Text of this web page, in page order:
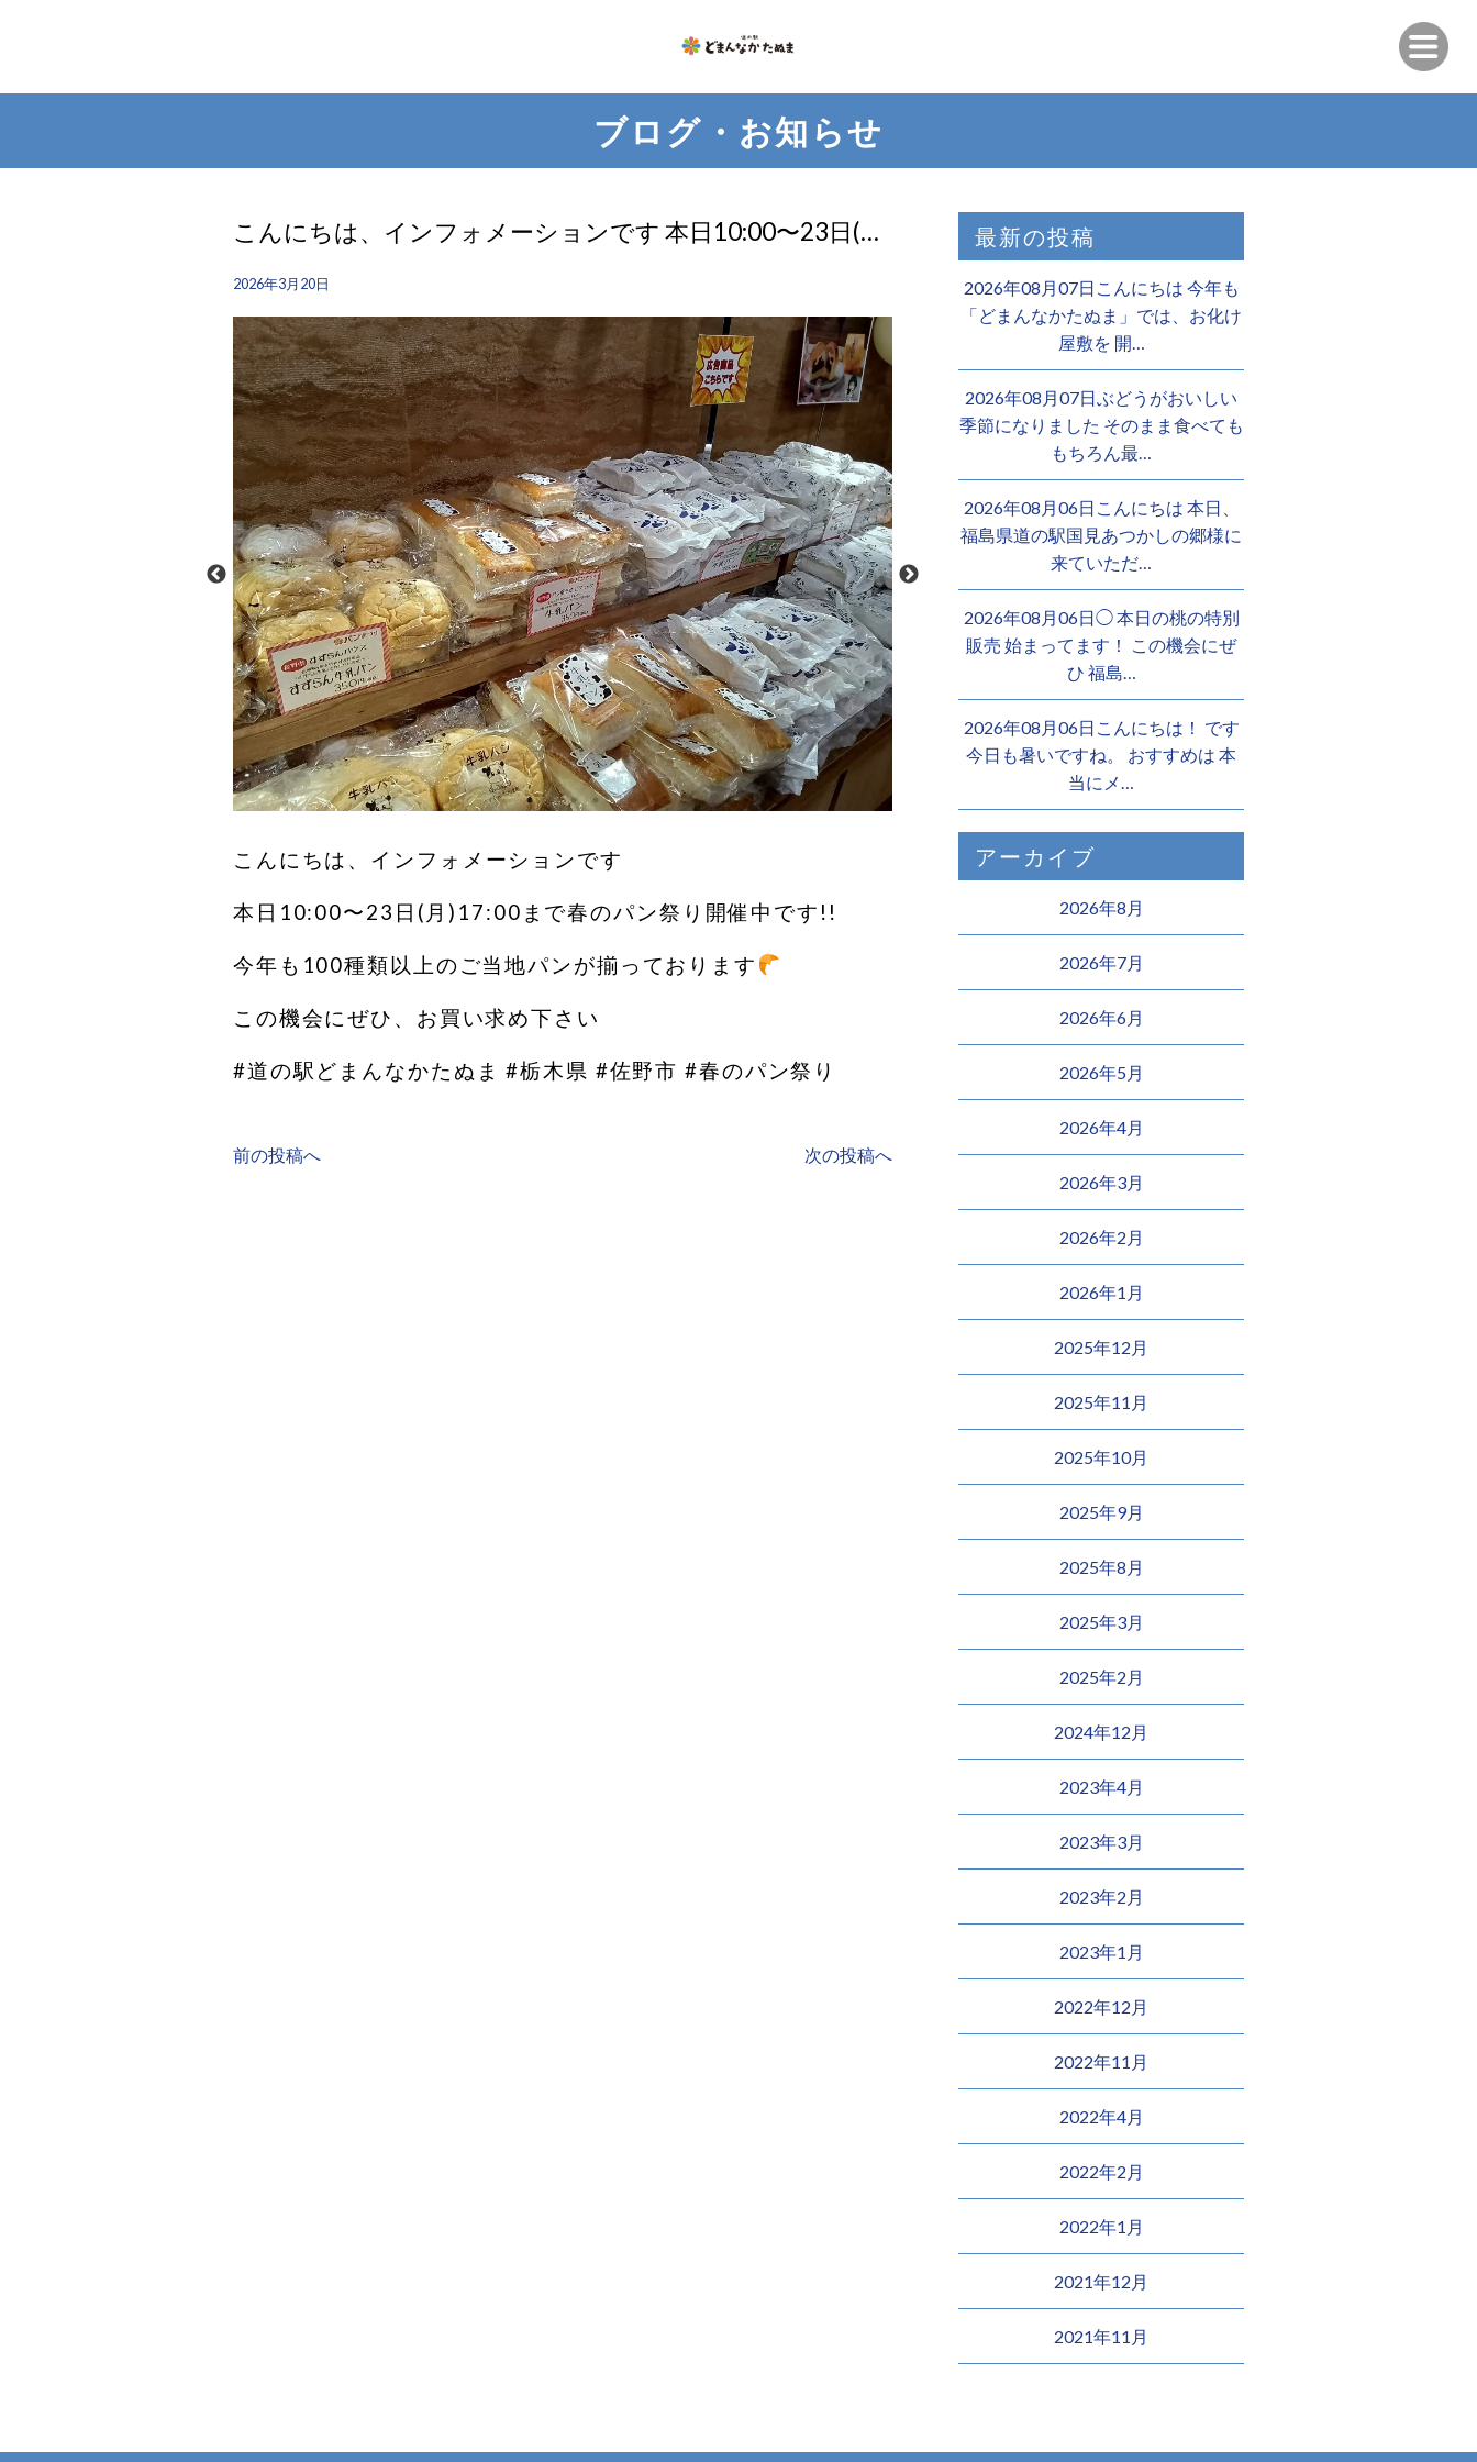
ブログ・お知らせ
こんにちは、インフォメーションです 本日10:00〜23日(…
2026年3月20日
こんにちは、インフォメーションです
本日10:00〜23日(月)17:00まで春のパン祭り開催中です!!
今年も100種類以上のご当地パンが揃っております
この機会にぜひ、お買い求め下さい️
#道の駅どまんなかたぬま #栃木県 #佐野市 #春のパン祭り
前の投稿へ 次の投稿へ
最新の投稿
2026年08月07日こんにちは 今年も
「どまんなかたぬま」では、お化け
屋敷を 開…
2026年08月07日ぶどうがおいしい
季節になりました そのまま食べても
もちろん最…
2026年08月06日こんにちは 本日、
福島県道の駅国見あつかしの郷様に
来ていただ…
2026年08月06日◯ 本日の桃の特別
販売 始まってます！ この機会にぜ
ひ 福島…
2026年08月06日こんにちは！ です
今日も暑いですね。 おすすめは 本
当にメ…
アーカイブ
2026年8月
2026年7月
2026年6月
2026年5月
2026年4月
2026年3月
2026年2月
2026年1月
2025年12月
2025年11月
2025年10月
2025年9月
2025年8月
2025年3月
2025年2月
2024年12月
2023年4月
2023年3月
2023年2月
2023年1月
2022年12月
2022年11月
2022年4月
2022年2月
2022年1月
2021年12月
2021年11月